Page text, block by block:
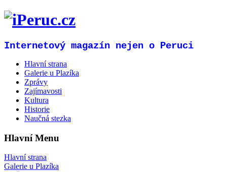
Internetový magazín nejen o Peruci
Hlavní strana
Galerie u Plazíka
Zprávy
Zajímavosti
Kultura
Historie
Naučná stezka
Hlavní Menu
Hlavní strana
Galerie u Plazíka